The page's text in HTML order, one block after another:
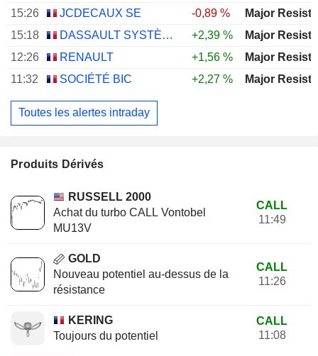
15:26
JCDECAUX SE
-0,89 %
15:18
DASSAULT SYSTÈMES SE
+2,39 %
12:26
RENAULT
+1,56 %
11:32
SOCIÉTÉ BIC +2,27 %
Toutes les alertes intraday
Produits Dérivés
RUSSELL 2000
Achat du turbo CALL Vontobel
MU13V
CALL
11:49
GOLD
Nouveau potentiel au-dessus de la
résistance
CALL
11:26
KERING
Toujours du potentiel
CALL
11:08